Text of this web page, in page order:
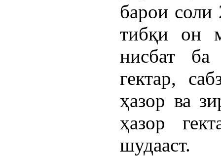
барои соли
тибқи он
нисбат
гектар,
ҳазор ва
ҳазор
шудааст.